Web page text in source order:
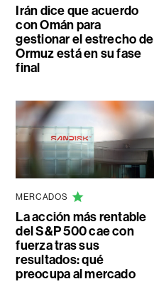
Irán dice que acuerdo
con Omán para
gestionar el estrecho de
Ormuz está en su fase
final
MERCADOS
La acción más rentable
del S&P 500 cae con
fuerza tras sus
resultados: qué
preocupa al mercado